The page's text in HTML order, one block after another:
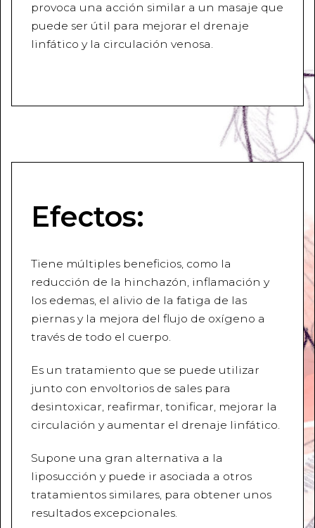
provoca una acción similar a un masaje que
puede ser útil para mejorar el drenaje
linfático y la circulación venosa.
Efectos:
Tiene múltiples beneficios, como la
reducción de la hinchazón, inflamación y
los edemas, el alivio de la fatiga de las
piernas y la mejora del flujo de oxígeno a
través de todo el cuerpo.
Es un tratamiento que se puede utilizar
junto con envoltorios de sales para
desintoxicar, reafirmar, tonificar, mejorar la
circulación y aumentar el drenaje linfático.
Supone una gran alternativa a la
liposucción y puede ir asociada a otros
tratamientos similares, para obtener unos
resultados excepcionales.